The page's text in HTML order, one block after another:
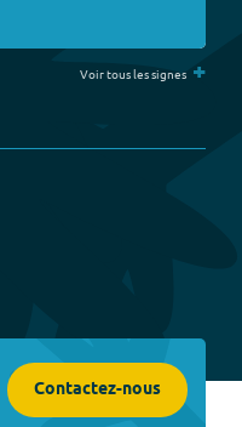
Voir tous les signes +
Contactez-nous